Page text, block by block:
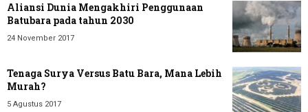
Aliansi Dunia Mengakhiri Penggunaan
Batubara pada tahun 2030
24 November 2017
Tenaga Surya Versus Batu Bara, Mana Lebih
Murah?
5 Agustus 2017